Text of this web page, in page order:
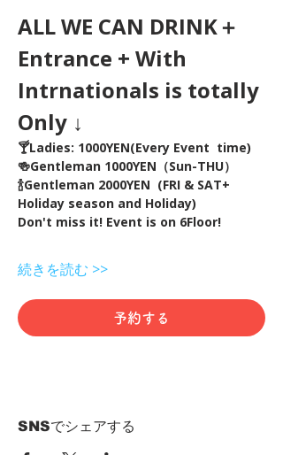
ALL WE CAN DRINK＋
Entrance + With
Intrnationals is totally
Only ↓
🍸Ladies: 1000YEN(Every Event  time)
🍻Gentleman 1000YEN（Sun-THU）
🍾Gentleman 2000YEN  (FRI & SAT+
Holiday season and Holiday)
Don't miss it! Event is on 6Floor!
続きを読む >>
予約する
SNSでシェアする